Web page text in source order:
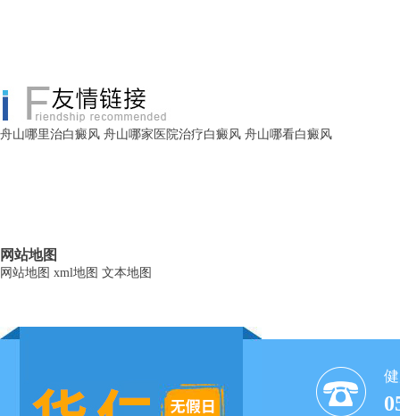
舟山哪里治白癜风 舟山哪家医院治疗白癜风 舟山哪看白癜风
网站地图
网站地图 xml地图 文本地图